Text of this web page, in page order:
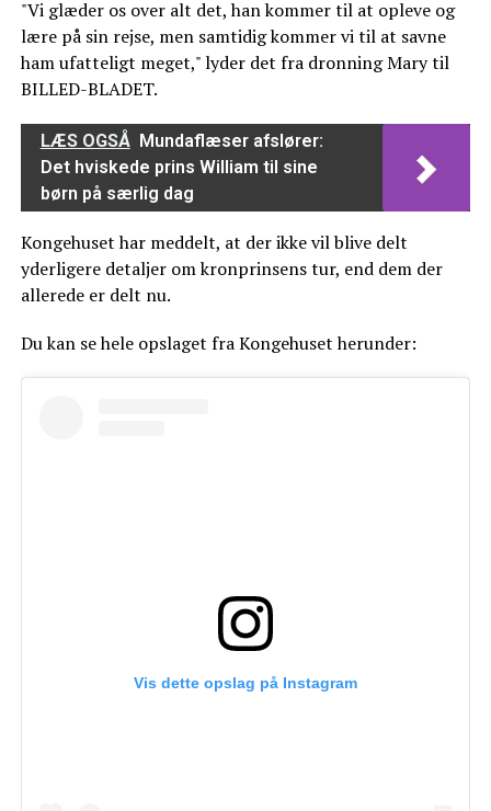
"Vi glæder os over alt det, han kommer til at opleve og
lære på sin rejse, men samtidig kommer vi til at savne
ham ufatteligt meget," lyder det fra dronning Mary til
BILLED-BLADET.
LÆS OGSÅ Mundaflæser afslører:
Det hviskede prins William til sine
børn på særlig dag
Kongehuset har meddelt, at der ikke vil blive delt
yderligere detaljer om kronprinsens tur, end dem der
allerede er delt nu.
Du kan se hele opslaget fra Kongehuset herunder:
Vis dette opslag på Instagram